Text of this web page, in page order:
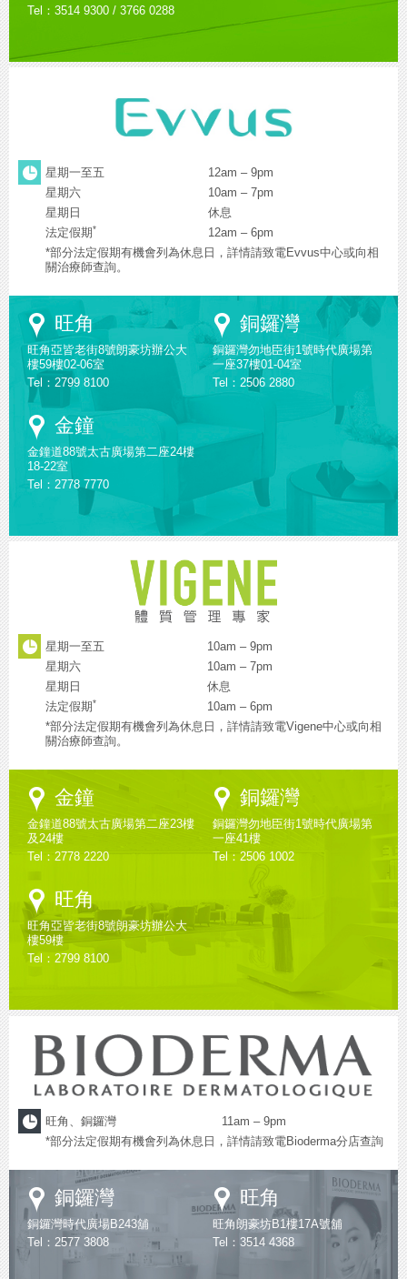
Tel：3514 9300 / 3766 0288
星期一至五
12am – 9pm
星期六
10am – 7pm
星期日
休息
法定假期*
12am – 6pm
*部分法定假期有機會列為休息日，詳情請致電Evvus中心或向相
關治療師查詢。
Google
Maps
旺角
旺角亞皆老街8號朗豪坊辦公大
樓59樓02-06室
Tel：2799 8100
Google
Maps
銅鑼灣
銅鑼灣勿地臣街1號時代廣場第
一座37樓01-04室
Tel：2506 2880
Google
Maps
金鐘
金鐘道88號太古廣場第二座24樓
18-22室
Tel：2778 7770
星期一至五
10am – 9pm
星期六
10am – 7pm
星期日
休息
法定假期*
10am – 6pm
*部分法定假期有機會列為休息日，詳情請致電Vigene中心或向相
關治療師查詢。
Google
Maps
金鐘
金鐘道88號太古廣場第二座23樓
及24樓
Tel：2778 2220
Google
Maps
銅鑼灣
銅鑼灣勿地臣街1號時代廣場第
一座41樓
Tel：2506 1002
Google
Maps
旺角
旺角亞皆老街8號朗豪坊辦公大
樓59樓
Tel：2799 8100
旺角、銅鑼灣
11am – 9pm
*部分法定假期有機會列為休息日，詳情請致電Bioderma分店查詢
Google
Maps
銅鑼灣
銅鑼灣時代廣場B243舖
Tel：2577 3808
Google
Maps
旺角
旺角朗豪坊B1樓17A號舖
Tel：3514 4368